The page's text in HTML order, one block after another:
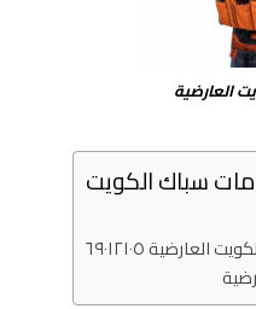
العارضية
سباك الكويت
٦٩٠١٢١٠٥